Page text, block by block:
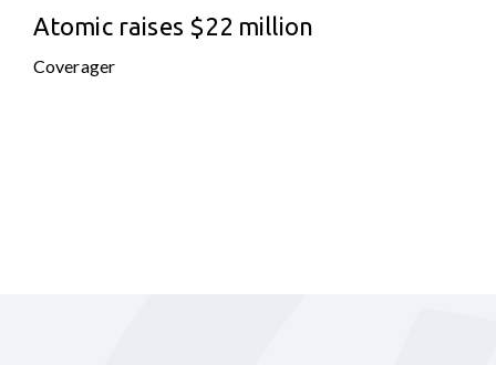
Atomic raises $22 million
Coverager